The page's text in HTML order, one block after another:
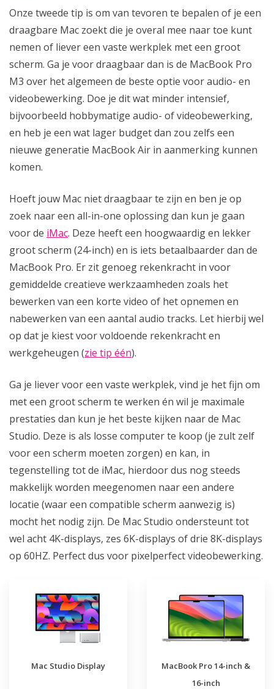
Onze tweede tip is om van tevoren te bepalen of je een
draagbare Mac zoekt die je overal mee naar toe kunt
nemen of liever een vaste werkplek met een groot
scherm. Ga je voor draagbaar dan is de MacBook Pro
M3 over het algemeen de beste optie voor audio- en
videobewerking. Doe je dit wat minder intensief,
bijvoorbeeld hobbymatige audio- of videobewerking,
en heb je een wat lager budget dan zou zelfs een
nieuwe generatie MacBook Air in aanmerking kunnen
komen.
Hoeft jouw Mac niet draagbaar te zijn en ben je op
zoek naar een all-in-one oplossing dan kun je gaan
voor de iMac. Deze heeft een hoogwaardig en lekker
groot scherm (24-inch) en is iets betaalbaarder dan de
MacBook Pro. Er zit genoeg rekenkracht in voor
gemiddelde creatieve werkzaamheden zoals het
bewerken van een korte video of het opnemen en
nabewerken van een aantal audio tracks. Let hierbij wel
op dat je kiest voor voldoende rekenkracht en
werkgeheugen (zie tip één).
Ga je liever voor een vaste werkplek, vind je het fijn om
met een groot scherm te werken én wil je maximale
prestaties dan kun je het beste kijken naar de Mac
Studio. Deze is als losse computer te koop (je zult zelf
voor een scherm moeten zorgen) en kan, in
tegenstelling tot de iMac, hierdoor dus nog steeds
makkelijk worden meegenomen naar een andere
locatie (waar een compatible scherm aanwezig is)
mocht het nodig zijn. De Mac Studio ondersteunt tot
wel acht 4K-displays, zes 6K-displays of drie 8K-displays
op 60HZ. Perfect dus voor pixelperfect videobewerking.
Mac Studio Display
MacBook Pro 14-inch &
16-inch